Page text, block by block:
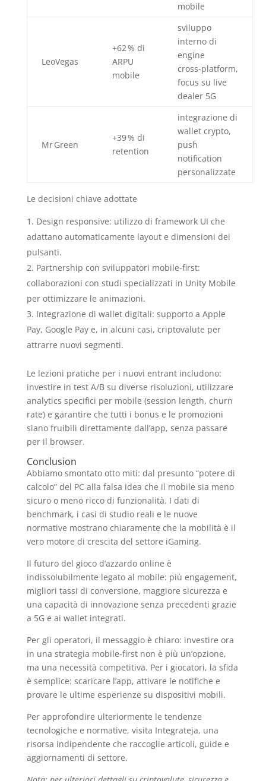
mobile
LeoVegas
+62 % di
ARPU
mobile
sviluppo
interno di
engine
cross‑platform,
focus su live
dealer 5G
Mr Green
+39 % di
retention
integrazione di
wallet crypto,
push
notification
personalizzate
Le decisioni chiave adottate
Design responsive: utilizzo di framework UI che
adattano automaticamente layout e dimensioni dei
pulsanti.
Partnership con sviluppatori mobile‑first:
collaborazioni con studi specializzati in Unity Mobile
per ottimizzare le animazioni.
Integrazione di wallet digitali: supporto a Apple
Pay, Google Pay e, in alcuni casi, criptovalute per
attrarre nuovi segmenti.
Le lezioni pratiche per i nuovi entrant includono:
investire in test A/B su diverse risoluzioni, utilizzare
analytics specifici per mobile (session length, churn
rate) e garantire che tutti i bonus e le promozioni
siano fruibili direttamente dall’app, senza passare
per il browser.
Conclusion
Abbiamo smontato otto miti: dal presunto “potere di
calcolo” del PC alla falsa idea che il mobile sia meno
sicuro o meno ricco di funzionalità. I dati di
benchmark, i casi di studio reali e le nuove
normative mostrano chiaramente che la mobilità è il
vero motore di crescita del settore iGaming.
Il futuro del gioco d’azzardo online è
indissolubilmente legato al mobile: più engagement,
migliori tassi di conversione, maggiore sicurezza e
una capacità di innovazione senza precedenti grazie
a 5G e ai wallet integrati.
Per gli operatori, il messaggio è chiaro: investire ora
in una strategia mobile‑first non è più un’opzione,
ma una necessità competitiva. Per i giocatori, la sfida
è semplice: scaricare l’app, attivare le notifiche e
provare le ultime esperienze su dispositivi mobili.
Per approfondire ulteriormente le tendenze
tecnologiche e normative, visita Integrateja, una
risorsa indipendente che raccoglie articoli, guide e
aggiornamenti di settore.